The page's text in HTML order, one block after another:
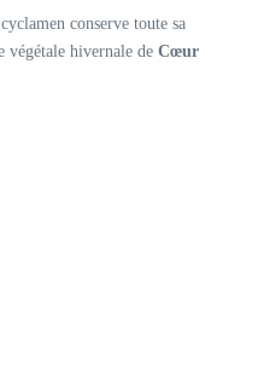
conserve toute sa
hivernale de Cœur